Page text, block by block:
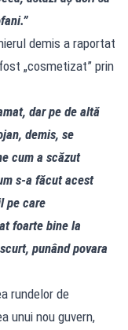
demis a raportat
„cosmetizat” prin
dar pe de altă
demis, se
cum a scăzut
s-a făcut acest
pe care
foarte bine la
punând povara
rundelor de
unui nou guvern,